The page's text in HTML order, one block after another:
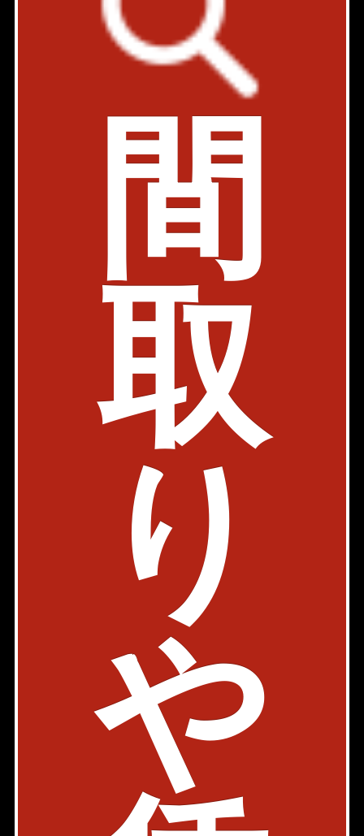
間
取
り
や
部屋件数: 0部屋
JR山手線 秋葉原駅 4分
東京都千代田区神田和泉町1-3-6
部屋件数: 0部屋
Y'sクレスト (ワイズクレスト)
JR山手線 秋葉原駅 4分
東京都千代田区神田和泉町1-1-11
築年: 1998年2月
部屋件数: 0部屋
物件詳細
日比谷線 秋葉原駅 5分
東京都千代田区神田和泉町1-11-15
築年: 2013年7月
部屋件数: 0部屋
物件詳細
日比谷線 秋葉原駅 3分